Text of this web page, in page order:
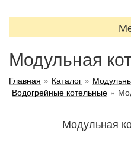
Модульная
Главная » Каталог »
Водогрейные котельные »
Модульная